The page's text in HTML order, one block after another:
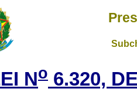
No 6.320,